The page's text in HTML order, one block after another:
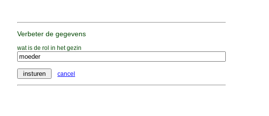
Verbeter de gegevens
wat is de rol in het gezin
cancel